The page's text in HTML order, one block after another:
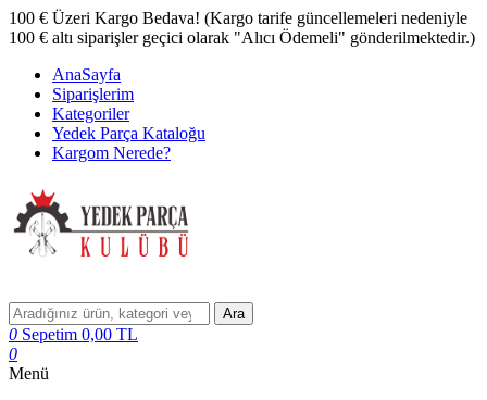
100 € Üzeri Kargo Bedava! (Kargo tarife güncellemeleri nedeniyle
100 € altı siparişler geçici olarak "Alıcı Ödemeli" gönderilmektedir.)
AnaSayfa
Siparişlerim
Kategoriler
Yedek Parça Kataloğu
Kargom Nerede?
Ara
0 Sepetim 0,00 TL
0
Menü